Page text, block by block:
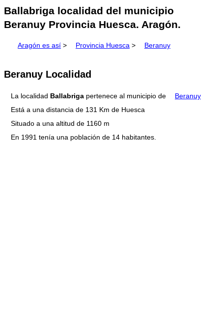
Ballabriga localidad del municipio
Beranuy Provincia Huesca. Aragón.
Aragón es así > Provincia Huesca > Beranuy
Beranuy Localidad
La localidad Ballabriga pertenece al municipio de
Beranuy
Está a una distancia de 131 Km de Huesca
Situado a una altitud de 1160 m
En 1991 tenía una población de 14 habitantes.